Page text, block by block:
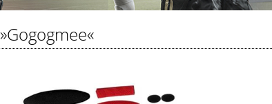
»Gogogmee«